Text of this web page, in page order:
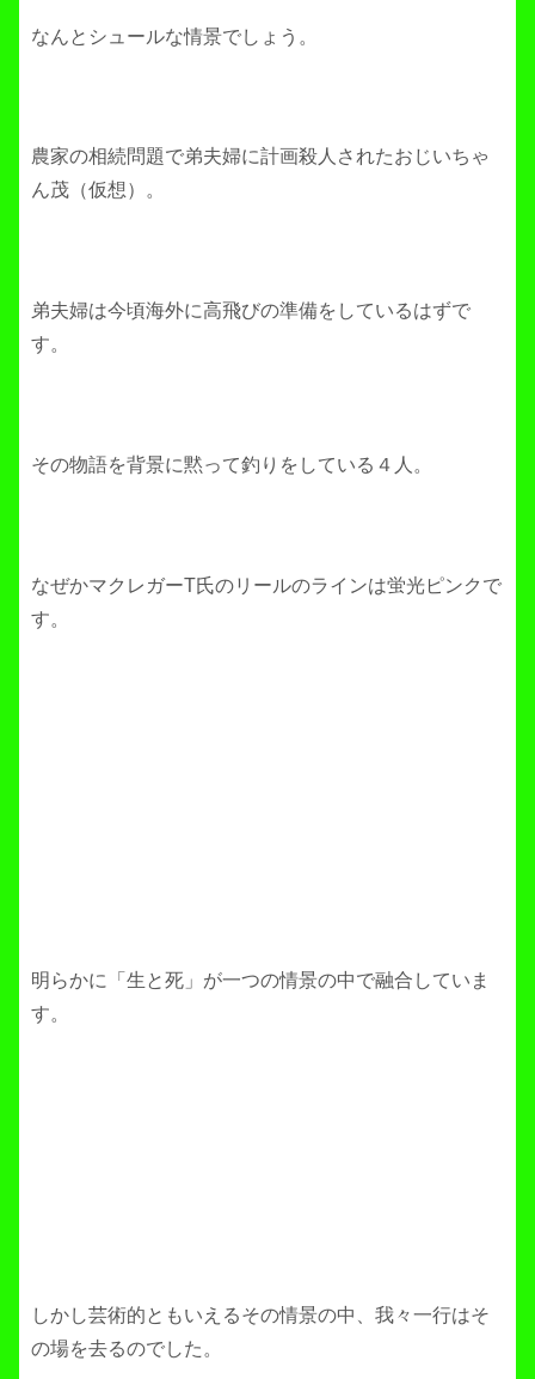
なんとシュールな情景でしょう。
農家の相続問題で弟夫婦に計画殺人されたおじいちゃ
ん茂（仮想）。
弟夫婦は今頃海外に高飛びの準備をしているはずで
す。
その物語を背景に黙って釣りをしている４人。
なぜかマクレガーT氏のリールのラインは蛍光ピンクで
す。
明らかに「生と死」が一つの情景の中で融合していま
す。
しかし芸術的ともいえるその情景の中、我々一行はそ
の場を去るのでした。